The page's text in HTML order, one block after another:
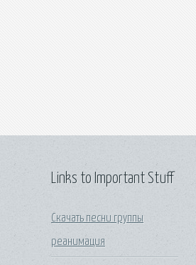
Links to Important Stuff
Скачать песни группы
реанимация